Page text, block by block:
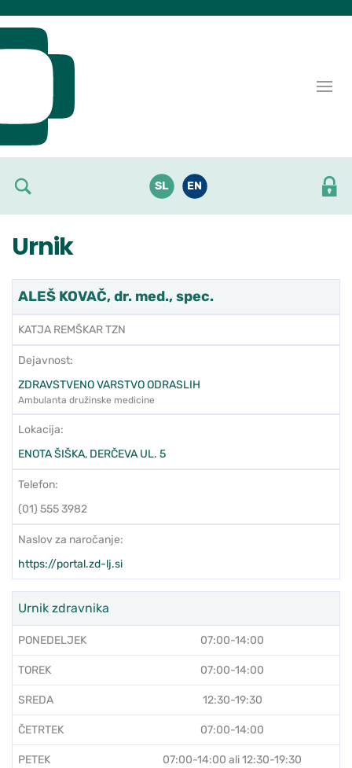
SL EN
Urnik
ALEŠ KOVAČ, dr. med., spec.
KATJA REMŠKAR TZN
Dejavnost:
ZDRAVSTVENO VARSTVO ODRASLIH
Ambulanta družinske medicine
Lokacija:
ENOTA ŠIŠKA, DERČEVA UL. 5
Telefon:
(01) 555 3982
Naslov za naročanje:
https://portal.zd-lj.si
Urnik zdravnika
PONEDELJEK 07:00-14:00
TOREK 07:00-14:00
SREDA 12:30-19:30
ČETRTEK 07:00-14:00
PETEK 07:00-14:00 ali 12:30-19:30